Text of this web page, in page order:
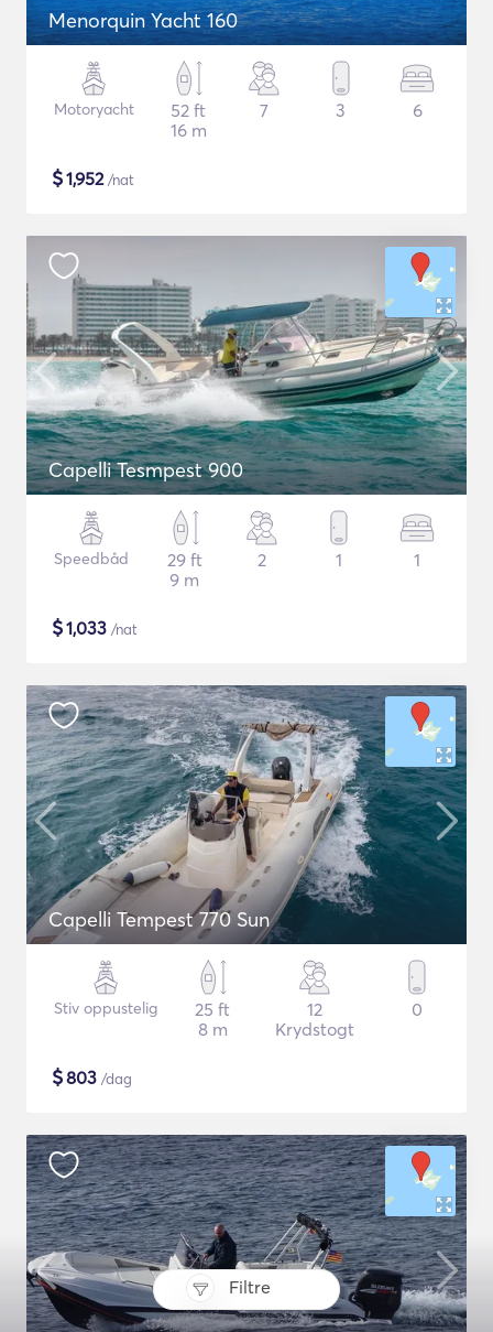
Filtre
Menorquin Yacht 160
Motoryacht
52 ft
16 m
7 3 6
$1,952/nat
Capelli Tesmpest 900
Speedbåd
29 ft
9 m
2 1 1
$1,033 /nat
Capelli Tempest 770 Sun
Stiv oppustelig
25 ft
8 m
12
Krydstogt
0
$803 /dag